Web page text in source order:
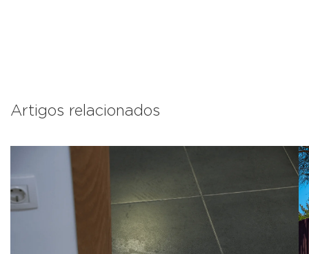
Artigos relacionados